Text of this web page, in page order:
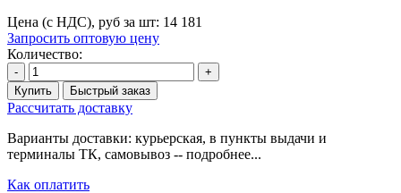
Цена (с НДС), руб за шт: 14 181
Запросить оптовую цену
Количество:
-
+
Купить
Быстрый заказ
Рассчитать доставку
Варианты доставки: курьерская, в пункты выдачи и
терминалы ТК, самовывоз -- подробнее...
Как оплатить